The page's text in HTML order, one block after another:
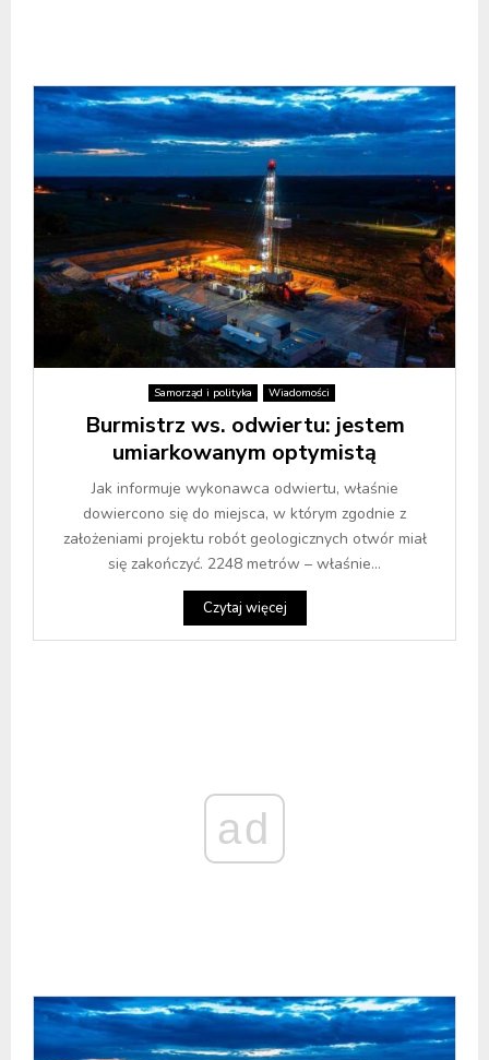
Samorząd i polityka Wiadomości
Burmistrz ws. odwiertu: jestem
umiarkowanym optymistą
Jak informuje wykonawca odwiertu, właśnie
dowiercono się do miejsca, w którym zgodnie z
założeniami projektu robót geologicznych otwór miał
się zakończyć. 2248 metrów – właśnie...
Czytaj więcej
ad